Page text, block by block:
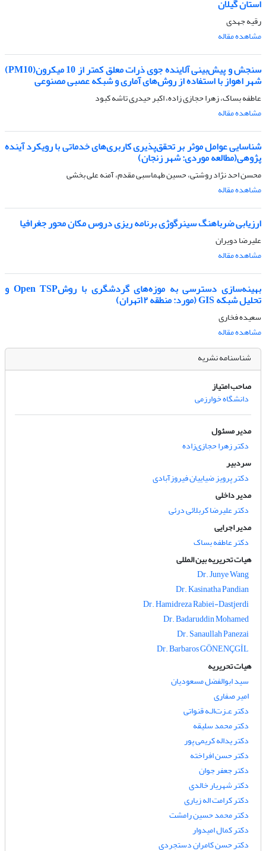
استان گیلان
رقیه جهدی
مشاهده مقاله
سنجش و پیش‌بینی آلاینده جوی ذرات معلق کمتر از 10 میکرون(PM10)
شهر اهواز با استفاده از روش‌های آماری و شبکه عصبی مصنوعی
عاطفه بساک، زهرا حجازی زاده، اکبر حیدری تاشه کبود
مشاهده مقاله
شناسایی عوامل موثر بر تحقق‌پذیری کاربری‌های خدماتی با رویکرد آینده
پژوهی(مطالعه موردی: شهر زنجان)
محسن احد نژاد روشتی، حسین طهماسبی مقدم، آمنه علی بخشی
مشاهده مقاله
ارزیابی ضرباهنگ سینرگوژی برنامه ریزی دروس مکان محور جغرافیا
علیرضا دویران
مشاهده مقاله
بهینه‌سازی دسترسی به موزه‌های گردشگری با روشOpen TSP و
تحلیل شبکه GIS (مورد: منطقه ۱۲تهران)
سعیده فخاری
مشاهده مقاله
شناسنامه نشریه
صاحب امتیاز
دانشگاه خوارزمی
مدیر مسئول
دکتر زهرا حجازی‌زاده
سردبیر
دکتر پرویز ضیاییان فیروزآبادی
مدیر داخلی
دکتر علیرضا کربلائی درئی
مدیر اجرایی
دکتر عاطفه بساک
هیات تحریریه بین المللی
Dr. Junye Wang
Dr. Kasinatha Pandian
Dr. Hamidreza Rabiei-Dastjerdi
Dr. Badaruddin Mohamed
Dr. Sanaullah Panezai
Dr. Barbaros GÖNENÇGİL
هیات تحریریه
سید ابوالفضل مسعودیان
امیر صفاری
دکتر عـزت‌الـه قنواتی
دکتر محمد سلیقه
دکتر یداله کریمی پور
دکتر حسن افراخته
دکتر جعفر جوان
دکتر شهریار خالدی
دکتر کرامت اله زیاری
دکتر محمد حسین رامشت
دکتر کمال امیدوار
دکتر حسن کامران دستجردی